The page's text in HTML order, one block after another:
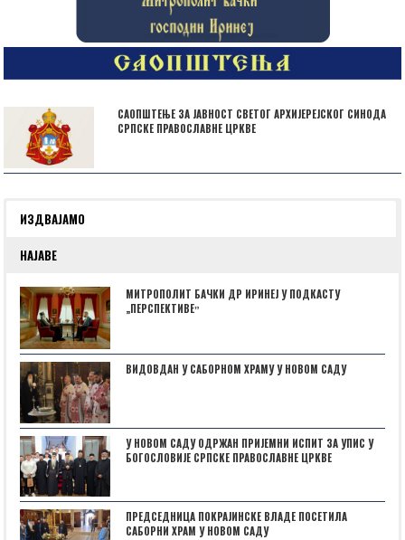
САОПШТЕЊЕ ЗА ЈАВНОСТ СВЕТОГ АРХИЈЕРЕЈСКОГ СИНОДА
СРПСКЕ ПРАВОСЛАВНЕ ЦРКВЕ
ИЗДВАЈАМО
НАЈАВЕ
МИТРОПОЛИТ БАЧКИ ДР ИРИНЕЈ У ПОДКАСТУ
„ПЕРСПЕКТИВЕˮ
ВИДОВДАН У САБОРНОМ ХРАМУ У НОВОМ САДУ
У НОВОМ САДУ ОДРЖАН ПРИЈЕМНИ ИСПИТ ЗА УПИС У
БОГОСЛОВИЈЕ СРПСКЕ ПРАВОСЛАВНЕ ЦРКВЕ
ПРЕДСЕДНИЦА ПОКРАЈИНСКЕ ВЛАДЕ ПОСЕТИЛА
САБОРНИ ХРАМ У НОВОМ САДУ